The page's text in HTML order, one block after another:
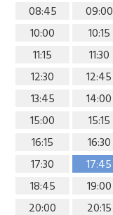
08:45
09:00
10:00
10:15
11:15
11:30
12:30
12:45
13:45
14:00
15:00
15:15
16:15
16:30
17:30
17:45
18:45
19:00
20:00
20:15